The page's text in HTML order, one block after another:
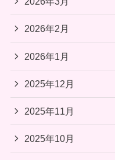
2026年2月
2026年1月
2025年12月
2025年11月
2025年10月